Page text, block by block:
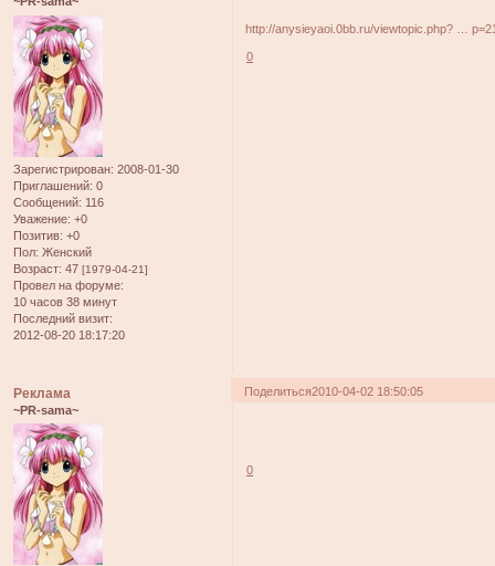
Зарегистрирован: 2008-01-30
Приглашений: 0
Сообщений: 116
Уважение: +0
Позитив: +0
Пол: Женский
Возраст: 47 [1979-04-21]
Провел на форуме:
10 часов 38 минут
Последний визит:
2012-08-20 18:17:20
http://anysieyaoi.0bb.ru/viewtopic.php? …
0
Поделиться2010-04-02 18:50:05
Реклама
~PR-sama~
0